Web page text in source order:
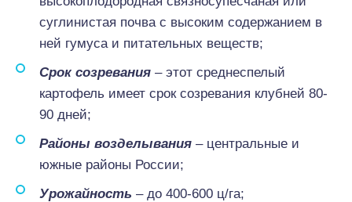
суглинистая почва с высоким содержанием в
ней гумуса и питательных веществ;
Срок созревания – этот среднеспелый
картофель имеет срок созревания клубней 80-
90 дней;
Районы возделывания – центральные и
южные районы России;
Урожайность – до 400-600 ц/га;